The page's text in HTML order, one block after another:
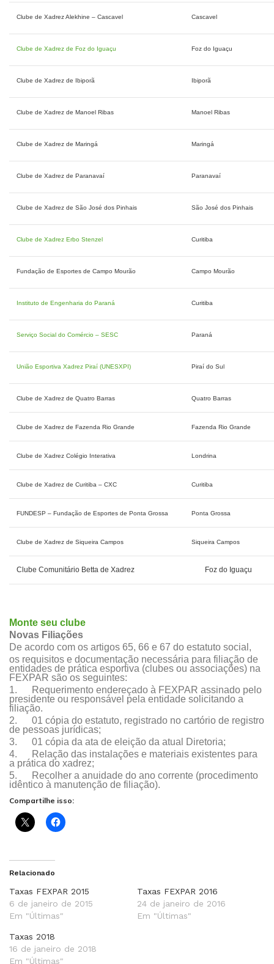
Clube de Xadrez Alekhine – Cascavel Cascavel
Clube de Xadrez de Foz do Iguaçu Foz do Iguaçu
Clube de Xadrez de Ibiporã Ibiporã
Clube de Xadrez de Manoel Ribas Manoel Ribas
Clube de Xadrez de Maringá Maringá
Clube de Xadrez de Paranavaí Paranavaí
Clube de Xadrez de São José dos Pinhais São José dos Pinhais
Clube de Xadrez Erbo Stenzel Curitiba
Fundação de Esportes de Campo Mourão Campo Mourão
Instituto de Engenharia do Paraná Curitiba
Serviço Social do Comércio – SESC Paraná
União Esportiva Xadrez Piraí (UNESXPI) Piraí do Sul
Clube de Xadrez de Quatro Barras Quatro Barras
Clube de Xadrez de Fazenda Rio Grande Fazenda Rio Grande
Clube de Xadrez Colégio Interativa Londrina
Clube de Xadrez de Curitiba – CXC Curitiba
FUNDESP – Fundação de Esportes de Ponta Grossa Ponta Grossa
Clube de Xadrez de Siqueira Campos Siqueira Campos
Clube Comunitário Betta de Xadrez Foz do Iguaçu
Monte seu clube
Novas Filiações
De acordo com os artigos 65, 66 e 67 do estatuto social,
os requisitos e documentação necessária para filiação de
entidades de prática esportiva (clubes ou associações) na
FEXPAR são os seguintes:
1. Requerimento endereçado à FEXPAR assinado pelo
presidente ou responsável pela entidade solicitando a
filiação.
2. 01 cópia do estatuto, registrado no cartório de registro
de pessoas jurídicas;
3. 01 cópia da ata de eleição da atual Diretoria;
4. Relação das instalações e materiais existentes para
a prática do xadrez;
5. Recolher a anuidade do ano corrente (procedimento
idêntico à manutenção de filiação).
Compartilhe isso:
Relacionado
Taxas FEXPAR 2015
6 de janeiro de 2015
Em "Últimas"
Taxas FEXPAR 2016
24 de janeiro de 2016
Em "Últimas"
Taxas 2018
16 de janeiro de 2018
Em "Últimas"